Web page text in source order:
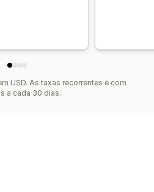
USD. As taxas recorrentes e com
a cada 30 dias.